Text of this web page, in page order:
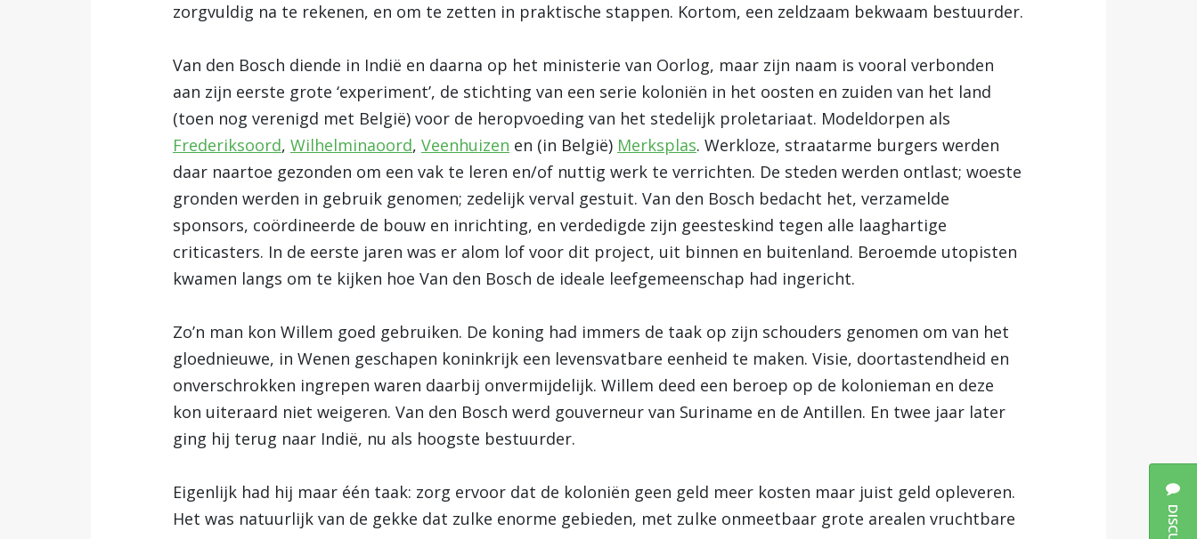
zorgvuldig na te rekenen, en om te zetten in praktische stappen. Kortom, een zeldzaam bekwaam bestuurder.
Van den Bosch diende in Indië en daarna op het ministerie van Oorlog, maar zijn naam is vooral verbonden
aan zijn eerste grote ‘experiment’, de stichting van een serie koloniën in het oosten en zuiden van het land
(toen nog verenigd met België) voor de heropvoeding van het stedelijk proletariaat. Modeldorpen als
Frederiksoord, Wilhelminaoord, Veenhuizen en (in België) Merksplas. Werkloze, straatarme burgers werden
daar naartoe gezonden om een vak te leren en/of nuttig werk te verrichten. De steden werden ontlast; woeste
gronden werden in gebruik genomen; zedelijk verval gestuit. Van den Bosch bedacht het, verzamelde
sponsors, coördineerde de bouw en inrichting, en verdedigde zijn geesteskind tegen alle laaghartige
criticasters. In de eerste jaren was er alom lof voor dit project, uit binnen en buitenland. Beroemde utopisten
kwamen langs om te kijken hoe Van den Bosch de ideale leefgemeenschap had ingericht.
Zo’n man kon Willem goed gebruiken. De koning had immers de taak op zijn schouders genomen om van het
gloednieuwe, in Wenen geschapen koninkrijk een levensvatbare eenheid te maken. Visie, doortastendheid en
onverschrokken ingrepen waren daarbij onvermijdelijk. Willem deed een beroep op de kolonieman en deze
kon uiteraard niet weigeren. Van den Bosch werd gouverneur van Suriname en de Antillen. En twee jaar later
ging hij terug naar Indië, nu als hoogste bestuurder.
Eigenlijk had hij maar één taak: zorg ervoor dat de koloniën geen geld meer kosten maar juist geld opleveren.
Het was natuurlijk van de gekke dat zulke enorme gebieden, met zulke onmeetbaar grote arealen vruchtbare